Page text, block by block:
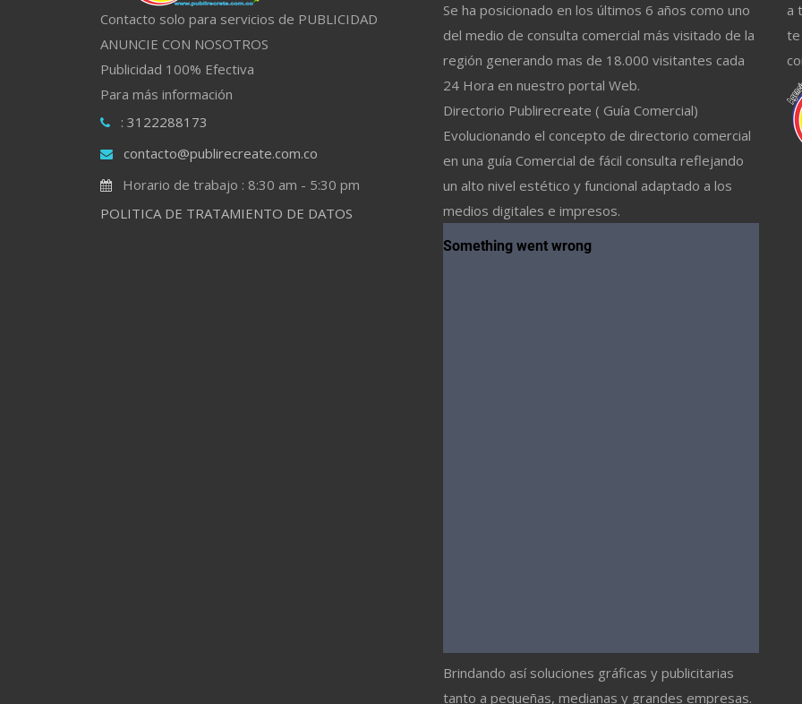
Contacto solo para servicios de PUBLICIDAD
ANUNCIE CON NOSOTROS
Publicidad 100% Efectiva
Para más información
: 3122288173
contacto@publirecreate.com.co
Horario de trabajo : 8:30 am - 5:30 pm
POLITICA DE TRATAMIENTO DE DATOS
Se ha posicionado en los últimos 6 años como uno
del medio de consulta comercial más visitado de la
región generando mas de 18.000 visitantes cada
24 Hora en nuestro portal Web.
Directorio Publirecreate ( Guía Comercial)
Evolucionando el concepto de directorio comercial
en una guía Comercial de fácil consulta reflejando
un alto nivel estético y funcional adaptado a los
medios digitales e impresos.
Brindando así soluciones gráficas y publicitarias
tanto a pequeñas, medianas y grandes empresas.
a
te